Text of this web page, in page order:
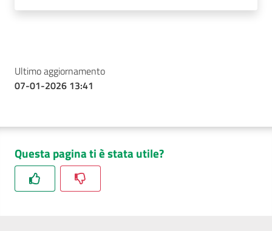
Ultimo aggiornamento
07-01-2026 13:41
Questa pagina ti è stata utile?